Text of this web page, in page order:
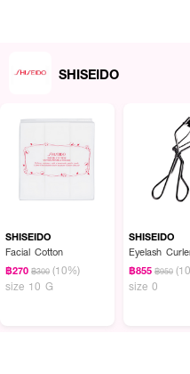
● อีกขั้นของนวัตกรรมสกินแคร์ผสาน
● ทวีพลังด้วย The Lifeblood และเส
Network บำรุงผิวลงลึกกว่าที่เคย
● ช่วยให้ผิวดูกระชับได้รูปสวย แลดูกร
● เนื้อสัมผัสเข้มข้น พร้อมมอบความ
● พัฒนามาเพื่อตอบโจทย์สภาพผิวแห้ง
● ผ่านการทดสอบจากผู้เชี่ยวชาญด้า
และ MINERAL-OIL
SHISEIDO
SHISEIDO
Facial Cotton
฿270 ฿300 (10%)
size 10 G
SHISEIDO
Eyelash
฿855 ฿950
size 0